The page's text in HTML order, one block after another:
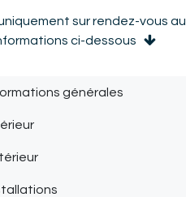
sur rendez-vous au
ci-dessous
générales